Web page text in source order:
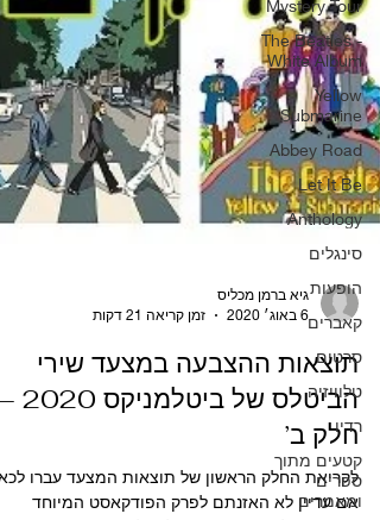
Mystery Tour
The Beatles -
White Album
Yellow
Submarine
Abbey Road
Let It Be
Anthology
סינגלים
הופעות
קאברים
סרטים
טלוויזיה
רדיו
קטעים מתוך
ספרים
ומאמרים
תוצאות ההצבעה במצעד שירי
חלק ב’
לקריאת החלק הראשון של תוצאות המצעד עברו